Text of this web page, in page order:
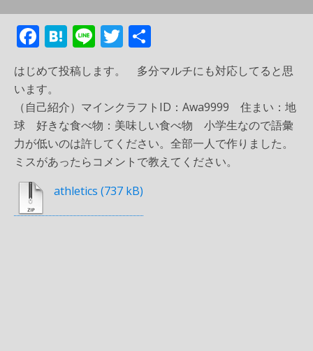
F
ac
e
b
o
o
k
H
at
e
n
a
Li
n
e
T
itt
er
有
はじめて投稿します。 多分マルチにも対応してると思
います。
（自己紹介）マインクラフトID：Awa9999 住まい：地
球 好きな食べ物：美味しい食べ物 小学生なので語彙
力が低いのは許してください。全部一人で作りました。
ミスがあったらコメントで教えてください。
athletics